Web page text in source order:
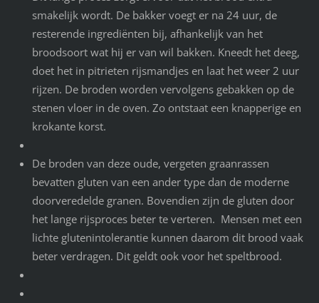
smakelijk wordt. De bakker voegt er na 24 uur, de
resterende ingrediënten bij, afhankelijk van het
broodsoort wat hij er van wil bakken. Kneedt het deeg,
doet het in pitrieten rijsmandjes en laat het weer 2 uur
rijzen. De broden worden vervolgens gebakken op de
stenen vloer in de oven. Zo ontstaat een knapperige en
krokante korst.
De broden van deze oude, vergeten graanrassen
bevatten gluten van een ander type dan de moderne
doorveredelde granen. Bovendien zijn de gluten door
het lange rijsproces beter te verteren. Mensen met een
lichte glutenintolerantie kunnen daarom dit brood vaak
beter verdragen. Dit geldt ook voor het speltbrood.